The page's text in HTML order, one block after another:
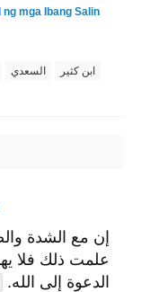
mga Ibang Salin
السعدي
ابن كثير
إن مع الشدة
علمت ذلك فلا
الدعوة إلى الله.